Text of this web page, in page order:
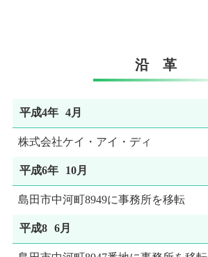
沿 革
平成4年 4月
株式会社ケイ・アイ・ディ
平成6年 10月
島田市中河町8949に事務所を移転
平成8 6月